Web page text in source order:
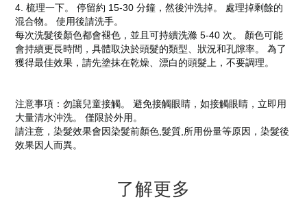
4. 梳理一下。 停留約 15-30 分鐘，然後沖洗掉。 處理掉剩餘的
混合物。 使用後請洗手。
每次洗髮後顏色都會褪色，並且可持續洗滌 5-40 次。 顏色可能
會持續更長時間，具體取決於頭髮的類型、狀況和孔隙率。 為了
獲得最佳效果，請先塗抹在乾燥、漂白的頭髮上，不要調理。
注意事項：勿讓兒童接觸。 避免接觸眼睛，如接觸眼睛，立即用
大量清水沖洗。 僅限於外用。
請注意，染髮效果會因染髮前顏色,髮質,所用份量等原因，染髮後
效果因人而異。
了解更多